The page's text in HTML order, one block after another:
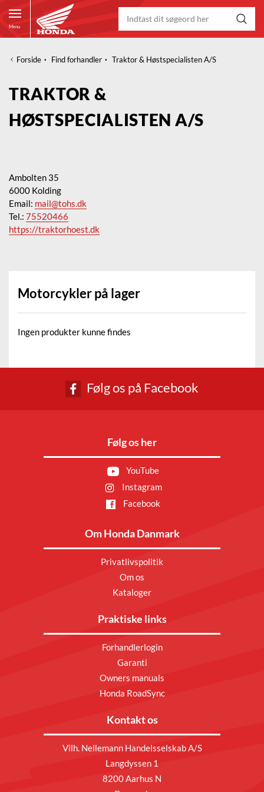
Menu
Forside · Find forhandler · Traktor & Høstspecialisten A/S
TRAKTOR &
HØSTSPECIALISTEN A/S
Ambolten 35
6000 Kolding
Email: mail@tohs.dk
Tel.: 75520466
https://traktorhoest.dk
Motorcykler på lager
Ingen produkter kunne findes
Følg os på Facebook
Følg os her
YouTube
Instagram
Facebook
Om Honda Danmark
Privatlivspolitik
Om os
Kataloger
Praktiske links
Forhandlerlogin
Garanti
Owners manuals
Honda RoadSync
Kontakt os
Vilh. Nellemann Handelsselskab A/S
Langdyssen 1
8200 Aarhus N